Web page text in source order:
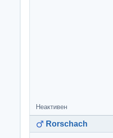
Неактивен
Rorschach